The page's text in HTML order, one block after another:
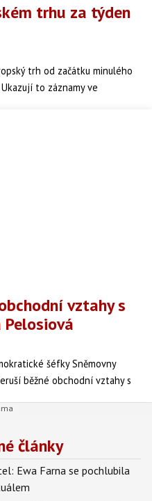
trhu za týden
trh od začátku minulého
to záznamy ve
určující.
vztahy s
šéfky Sněmovny
běžné obchodní vztahy s
články
Ewa Farna se pochlubila